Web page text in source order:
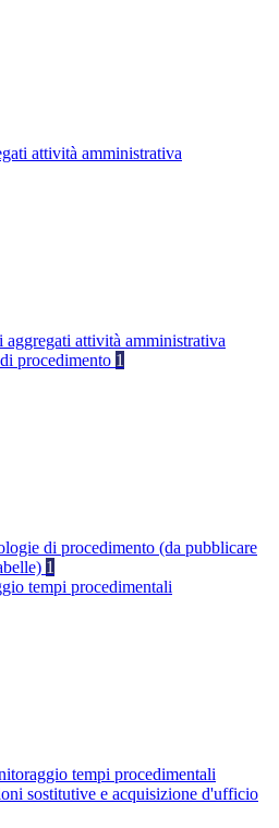
attività amministrativa
aggregati attività amministrativa
procedimento 1
di procedimento (da pubblicare
1
tempi procedimentali
tempi procedimentali
sostitutive e acquisizione d'ufficio